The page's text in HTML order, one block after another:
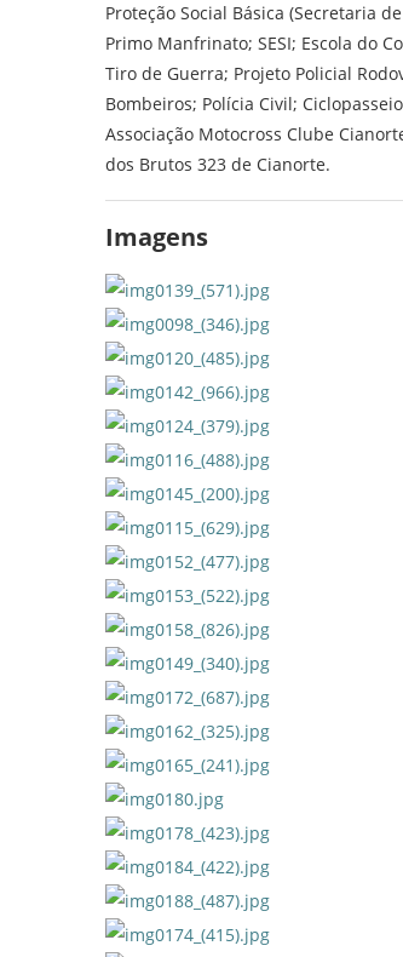
Proteção Social Básica (Secretaria
Primo Manfrinato; SESI; Escola do
Tiro de Guerra; Projeto Policial
Bombeiros; Polícia Civil;
Associação Motocross Clube
dos Brutos 323 de Cianorte.
Imagens